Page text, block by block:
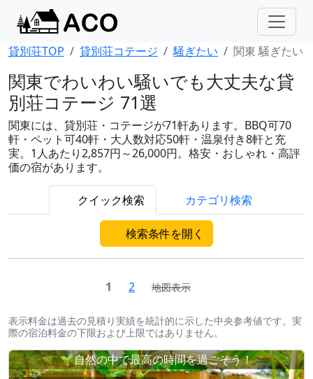
貸別荘TOP 貸別荘コテージ 騒ぎたい 関東 騒ぎたい
関東でわいわい騒いでも大丈夫な貸
別荘コテージ 71選
関東には、貸別荘・コテージが71軒あります。BBQ可70
軒・ペット可40軒・大人数対応50軒・温泉付き8軒と充
実。1人あたり2,857円～26,000円。格安・おしゃれ・高評
価の宿があります。
クイック検索 カテゴリ検索
検索条件を開く
1 2 地図表示
表示料金は過去の見積り実績を統計的に示した中央参考値です。実
際の宿泊料金の下限および上限ではありません。
🌱自然の中で最高の時間を過ごそう！